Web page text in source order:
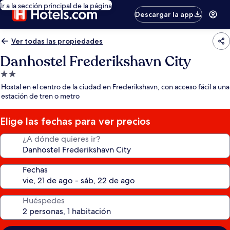
Ir a la sección principal de la página
Descargar la app
Ver todas las propiedades
Danhostel Frederikshavn City
Propiedad
de
2.0
estrellas
Hostal en el centro de la ciudad en Frederikshavn, con acceso fácil a una
estación de tren o metro
Elige las fechas para ver precios
¿A dónde quieres ir?
Fechas
Huéspedes